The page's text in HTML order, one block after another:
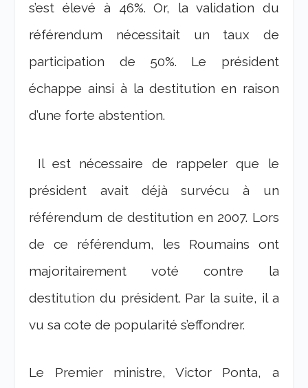
s’est élevé à 46%. Or, la validation du
référendum nécessitait un taux de
participation de 50%. Le président
échappe ainsi à la destitution en raison
d’une forte abstention.
Il est nécessaire de rappeler que le
président avait déjà survécu à un
référendum de destitution en 2007. Lors
de ce référendum, les Roumains ont
majoritairement voté contre la
destitution du président. Par la suite, il a
vu sa cote de popularité s’effondrer.
Le Premier ministre, Victor Ponta, a